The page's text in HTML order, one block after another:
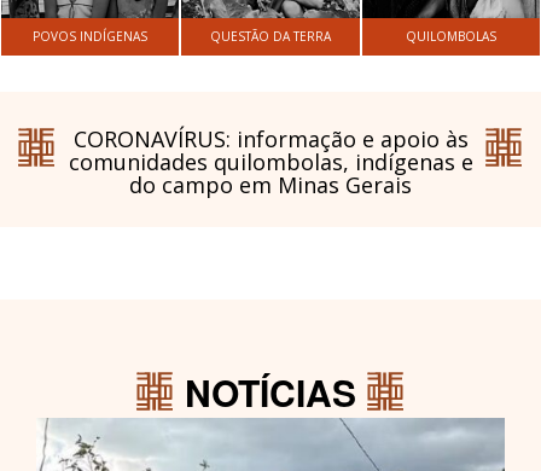
POVOS INDÍGENAS QUESTÃO DA TERRA QUILOMBOLAS
CORONAVÍRUS: informação e apoio às
comunidades quilombolas, indígenas e
do campo em Minas Gerais
NOTÍCIAS